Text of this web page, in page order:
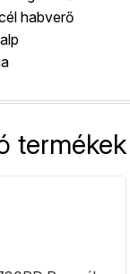
habverő
termékek